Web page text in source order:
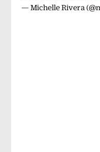
— Michelle Rivera